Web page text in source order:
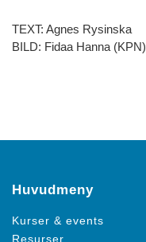
TEXT: Agnes Rysinska
BILD: Fidaa Hanna (KPN)
Huvudmeny
Kurser & events
Resurser